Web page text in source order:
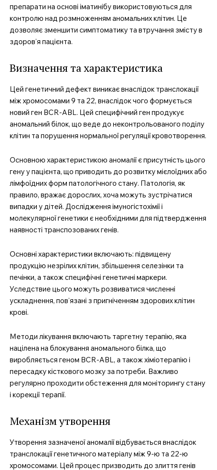
препарати на основі іматинібу використовуються для
контролю над розмноженням аномальних клітин. Це
дозволяє зменшити симптоматику та втручання змісту в
здоров’я пацієнта.
Визначення та характеристика
Цей генетичний дефект виникає внаслідок транслокації
між хромосомами 9 та 22, внаслідок чого формується
новий ген BCR-ABL. Цей специфічний ген продукує
аномальний білок, що веде до неконтрольованого поділу
клітин та порушення нормальної регуляції кровотворення.
Основною характеристикою аномалії є присутність цього
гену у пацієнта, що приводить до розвитку мієлоїдних або
лімфоїдних форм патологічного стану. Патологія, як
правило, вражає дорослих, хоча можуть зустрічатися
випадки у дітей. Дослідження імуногістохімії і
молекулярної генетики є необхідними для підтвердження
наявності транспозованих генів.
Основні характеристики включають: підвищену
продукцію незрілих клітин, збільшення селезінки та
печінки, а також специфічні генетичні маркери.
Уследствие цього можуть розвиватися численні
ускладнення, пов’язані з пригніченням здорових клітин
крові.
Методи лікування включають таргетну терапію, яка
націлена на блокування аномального білка, що
виробляється геном BCR-ABL, а також хіміотерапію і
пересадку кісткового мозку за потреби. Важливо
регулярно проходити обстеження для моніторингу стану
і корекції терапії.
Механізм утворення
Утворення зазначеної аномалії відбувається внаслідок
транслокації генетичного матеріалу між 9-ю та 22-ю
хромосомами. Цей процес призводить до злиття генів